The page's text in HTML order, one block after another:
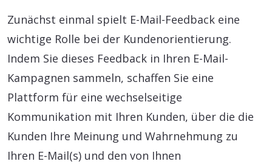
Zunächst einmal spielt E-Mail-Feedback eine
wichtige Rolle bei der Kundenorientierung.
Indem Sie dieses Feedback in Ihren E-Mail-
Kampagnen sammeln, schaffen Sie eine
Plattform für eine wechselseitige
Kommunikation mit Ihren Kunden, über die die
Kunden Ihre Meinung und Wahrnehmung zu
Ihren E-Mail(s) und den von Ihnen